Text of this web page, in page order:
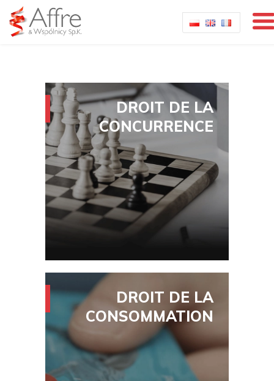
DROIT DE LA
CONCURRENCE
Systèmes de distribution
Concentrations
Ententes interdites
Monopoles et acteurs dominants
Échange d'informations
DROIT DE LA
CONSOMMATION
E-commerce
Réclamations et garanties